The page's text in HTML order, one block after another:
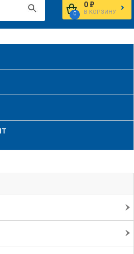
0
0 ₽
В КОРЗИНУ